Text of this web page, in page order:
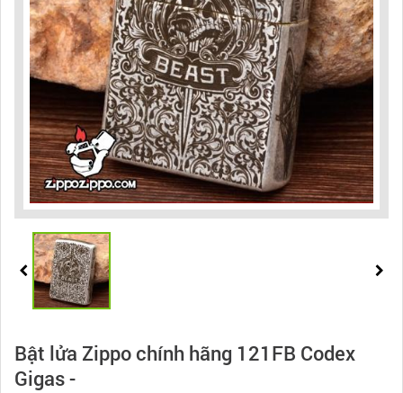
Bật lửa Zippo chính hãng 121FB Codex
Gigas -